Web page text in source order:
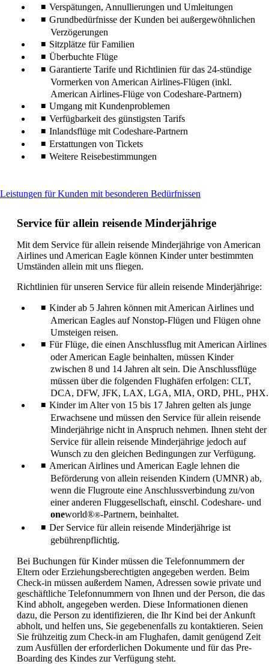
Verspätungen, Annullierungen und Umleitungen
Grundbedürfnisse der Kunden bei außergewöhnlichen
Verzögerungen
Sitzplätze für Familien
Überbuchte Flüge
Garantierte Tarife und Richtlinien für das 24-stündige
Vormerken von American Airlines-Flügen (inkl.
American Airlines-Flüge von Codeshare-Partnern)
Umgang mit Kundenproblemen
Verfügbarkeit des günstigsten Tarifs
Inlandsflüge mit Codeshare-Partnern
Erstattungen von Tickets
Weitere Reisebestimmungen
Leistungen für Kunden mit besonderen Bedürfnissen
be
Service für allein reisende Minderjährige
Mit dem Service für allein reisende Minderjährige von American
Airlines und American Eagle können Kinder unter bestimmten
Umständen allein mit uns fliegen.
Richtlinien für unseren Service für allein reisende Minderjährige:
Kinder ab 5 Jahren können mit American Airlines und
American Eagles auf Nonstop-Flügen und Flügen ohne
Umsteigen reisen.
Für Flüge, die einen Anschlussflug mit American Airlines
oder American Eagle beinhalten, müssen Kinder
zwischen 8 und 14 Jahren alt sein. Die Anschlussflüge
müssen über die folgenden Flughäfen erfolgen: CLT,
DCA, DFW, JFK, LAX, LGA, MIA, ORD, PHL, PHX.
Kinder im Alter von 15 bis 17 Jahren gelten als junge
Erwachsene und müssen den Service für allein reisende
Minderjährige nicht in Anspruch nehmen. Ihnen steht der
Service für allein reisende Minderjährige jedoch auf
Wunsch zu den gleichen Bedingungen zur Verfügung.
American Airlines und American Eagle lehnen die
Beförderung von allein reisenden Kindern (UMNR) ab,
wenn die Flugroute eine Anschlussverbindung zu/von
einer anderen Fluggesellschaft, einschl. Codeshare- und
oneworld®®-Partnern, beinhaltet.
Der Service für allein reisende Minderjährige ist
gebührenpflichtig.
Bei Buchungen für Kinder müssen die Telefonnummern der
Eltern oder Erziehungsberechtigten angegeben werden. Beim
Check-in müssen außerdem Namen, Adressen sowie private und
geschäftliche Telefonnummern von Ihnen und der Person, die das
Kind abholt, angegeben werden. Diese Informationen dienen
dazu, die Person zu identifizieren, die Ihr Kind bei der Ankunft
abholt, und helfen uns, Sie gegebenenfalls zu kontaktieren. Seien
Sie frühzeitig zum Check-in am Flughafen, damit genügend Zeit
zum Ausfüllen der erforderlichen Dokumente und für das Pre-
Boarding des Kindes zur Verfügung steht.